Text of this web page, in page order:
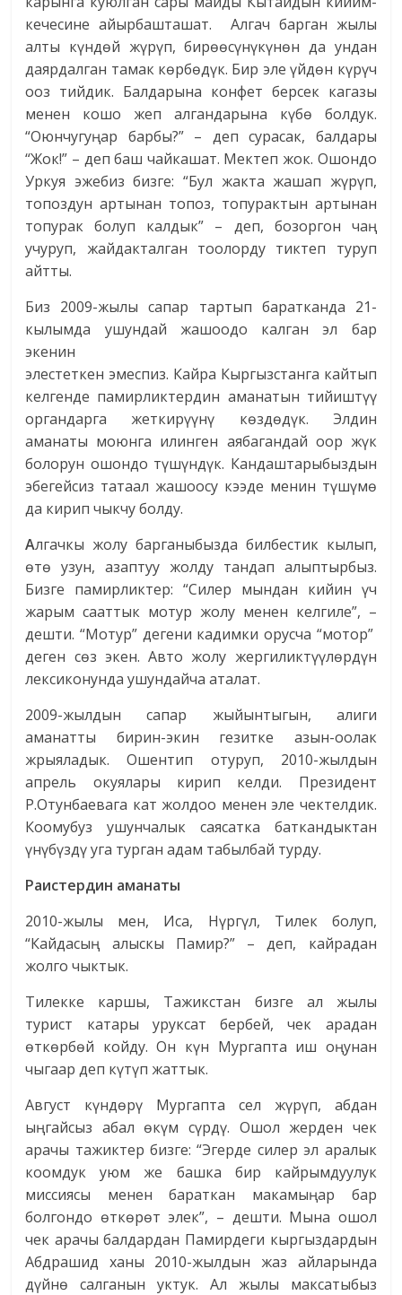
кечесине айырбашташат. Алгач барган жылы
алты күндөй жүрүп, бирөөсүнүкүнөн да ундан
даярдалган тамак көрбөдүк. Бир эле үйдөн күрүч
ооз тийдик. Балдарына конфет берсек кагазы
менен кошо жеп алгандарына күбө болдук.
“Оюнчугуңар барбы?” – деп сурасак, балдары
“Жок!” – деп баш чайкашат. Мектеп жок. Ошондо
Уркуя эжебиз бизге: “Бул жакта жашап жүрүп,
топоздун артынан топоз, топурактын артынан
топурак болуп калдык” – деп, бозоргон чаң
учуруп, жайдакталган тоолорду тиктеп туруп
айтты.
Биз 2009-жылы сапар тартып баратканда 21-
кылымда ушундай жашоодо калган эл бар
экенин
элестеткен эмеспиз. Кайра Кыргызстанга кайтып
келгенде памирликтердин аманатын тийиштүү
органдарга жеткирүүнү көздөдүк. Элдин
аманаты моюнга илинген аябагандай оор жүк
болорун ошондо тү­шүндүк. Кандаштарыбыздын
эбегейсиз татаал жашоосу кээде менин түшүмө
да кирип чыкчу болду.
Алгачкы жолу барганыбызда билбестик кылып,
өтө узун, азаптуу жолду тандап алыптырбыз.
Бизге памирликтер: “Силер мындан кийин үч
жарым сааттык мотур жолу менен келгиле”, –
дешти. “Мотур” дегени кадимки орусча “мотор”
деген сөз экен. Авто жолу жергиликтүүлөрдүн
лексиконунда ушундайча аталат.
2009-жылдын сапар жыйын­тыгын, алиги
аманатты бирин-экин гезитке азын-оолак
жрыяладык. Ошентип отуруп, 2010-жылдын
апрель окуялары кирип келди. Президент
Р.Отунбаевага кат жолдоо менен эле чектелдик.
Коомубуз ушунчалык саясатка баткандыктан
үнүбүздү уга турган адам табылбай турду.
Раистердин аманаты
2010-жылы мен, Иса, Нүргүл, Тилек болуп,
“Кайдасың алыскы Памир?” – деп, кайрадан
жолго чыктык.
Тилекке каршы, Тажикстан бизге ал жылы
турист катары уруксат бербей, чек арадан
өткөрбөй койду. Он күн Мургапта иш оңунан
чыгаар деп күтүп жаттык.
Август күндөрү Мургапта сел жүрүп, абдан
ыңгайсыз абал өкүм сүрдү. Ошол жерден чек
арачы тажиктер бизге: “Эгерде силер эл аралык
коомдук уюм же башка бир кайрымдуулук
миссиясы менен бараткан макамыңар бар
болгондо өткөрөт элек”, – дешти. Мына ошол
чек арачы балдардан Памирдеги кыргыздардын
Абдрашид ханы 2010-жылдын жаз айларында
дүйнө салганын уктук. Ал жылы максатыбыз